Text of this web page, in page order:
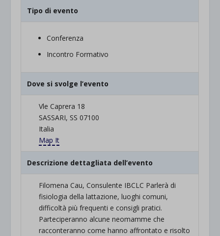
Tipo di evento
Conferenza
Incontro Formativo
Dove si svolge l’evento
Vle Caprera 18
SASSARI, SS 07100
Italia
Map It
Descrizione dettagliata dell’evento
Filomena Cau, Consulente IBCLC Parlerà di
fisiologia della lattazione, luoghi comuni,
difficoltà più frequenti e consigli pratici.
Parteciperanno alcune neomamme che
racconteranno come hanno affrontato e risolto